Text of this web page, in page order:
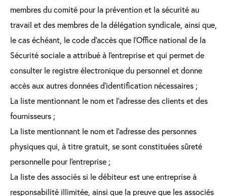
membres du comité pour la prévention et la sécurité au
travail et des membres de la délégation syndicale, ainsi que,
le cas échéant, le code d'accès que l'Office national de la
Sécurité sociale a attribué à l'entreprise et qui permet de
consulter le registre électronique du personnel et donne
accès aux autres données d'identification nécessaires ;
La liste mentionnant le nom et l'adresse des clients et des
fournisseurs ;
La liste mentionnant le nom et l'adresse des personnes
physiques qui, à titre gratuit, se sont constituées sûreté
personnelle pour l'entreprise ;
La liste des associés si le débiteur est une entreprise à
responsabilité illimitée, ainsi que la preuve que les associés